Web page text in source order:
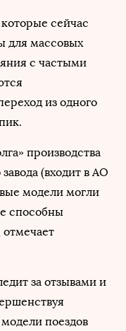
сейчас
для массовых
с частыми
из одного
производства
(входит в АО
модели могли
способны
отмечает
за отзывами и
поездов